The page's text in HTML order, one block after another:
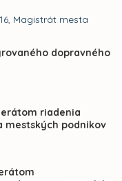
Magistrát mesta
dopravného
riadenia
mestských podnikov